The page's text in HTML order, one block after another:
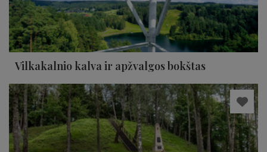
Vilkakalnio kalva ir apžvalgos bokštas